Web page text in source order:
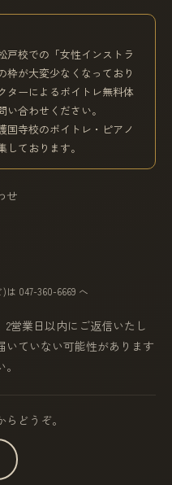
戸校での「女性インストラ
枠が大変少なくなっており
ターによるボイトレ無料体
合わせください。
国寺校のボイトレ・ピアノ
ております。
せ
047-360-6669 へ
営業日以内にご返信いたし
いていない可能性があります
どうぞ。